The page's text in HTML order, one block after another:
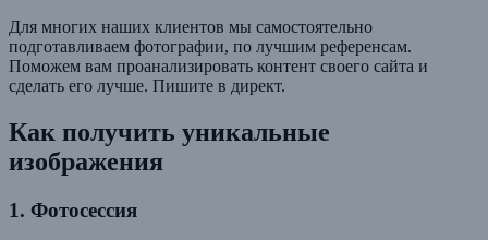
Для многих наших клиентов мы самостоятельно
подготавливаем фотографии, по лучшим референсам.
Поможем вам проанализировать контент своего сайта и
сделать его лучше. Пишите в директ.
Как получить уникальные
изображения
1. Фотосессия